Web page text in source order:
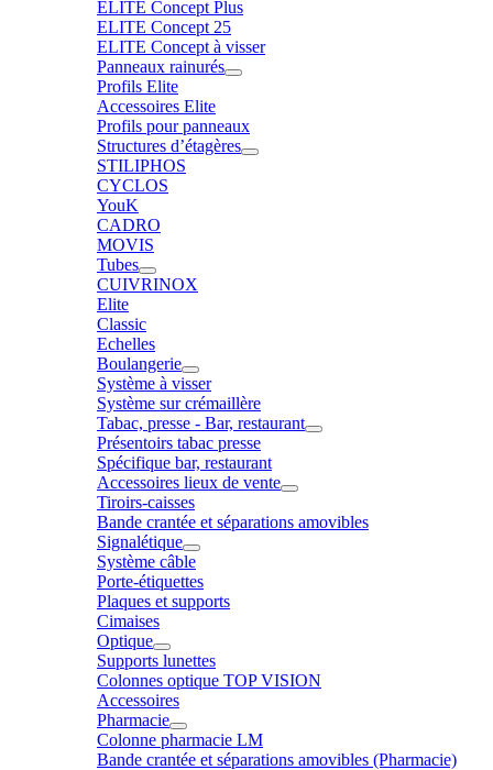
ELITE Concept Plus
ELITE Concept 25
ELITE Concept à visser
Panneaux rainurés
Profils Elite
Accessoires Elite
Profils pour panneaux
Structures d’étagères
STILIPHOS
CYCLOS
YouK
CADRO
MOVIS
Tubes
CUIVRINOX
Elite
Classic
Echelles
Boulangerie
Système à visser
Système sur crémaillère
Tabac, presse - Bar, restaurant
Présentoirs tabac presse
Spécifique bar, restaurant
Accessoires lieux de vente
Tiroirs-caisses
Bande crantée et séparations amovibles
Signalétique
Système câble
Porte-étiquettes
Plaques et supports
Cimaises
Optique
Supports lunettes
Colonnes optique TOP VISION
Accessoires
Pharmacie
Colonne pharmacie LM
Bande crantée et séparations amovibles (Pharmacie)